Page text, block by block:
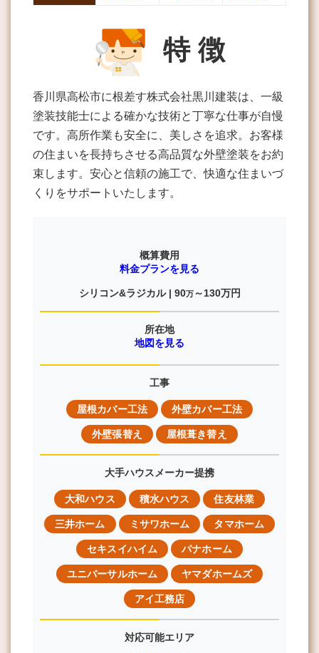
特 徴
香川県高松市に根差す株式会社黒川建装は、一級
塗装技能士による確かな技術と丁寧な仕事が自慢
です。高所作業も安全に、美しさを追求。お客様
の住まいを長持ちさせる高品質な外壁塗装をお約
束します。安心と信頼の施工で、快適な住まいづ
くりをサポートいたします。
概算費用
料金プランを見る
シリコン&ラジカル | 90万～130万円
所在地
地図を見る
工事
屋根カバー工法 外壁カバー工法
外壁張替え 屋根葺き替え
大手ハウスメーカー提携
大和ハウス 積水ハウス 住友林業
三井ホーム ミサワホーム タマホーム
セキスイハイム パナホーム
ユニバーサルホーム ヤマダホームズ
アイ工務店
対応可能エリア